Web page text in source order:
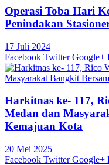
Operasi Toba Hari
Penindakan
17 Juli 2024
Facebook Twitter Google+
Harkitnas ke- 117,
Medan dan
Kemajuan Kota
20 Mei 2025
Facebook Twitter Google+